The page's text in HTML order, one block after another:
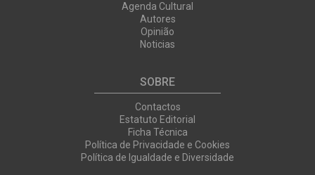
Agenda Cultural
Autores
Opinião
Noticias
SOBRE
Contactos
Estatuto Editorial
Ficha Técnica
Política de Privacidade e Cookies
Política de Igualdade e Diversidade